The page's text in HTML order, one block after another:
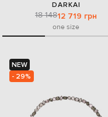
DARKAI
18 14812 719 грн
one size
NEW
- 29%